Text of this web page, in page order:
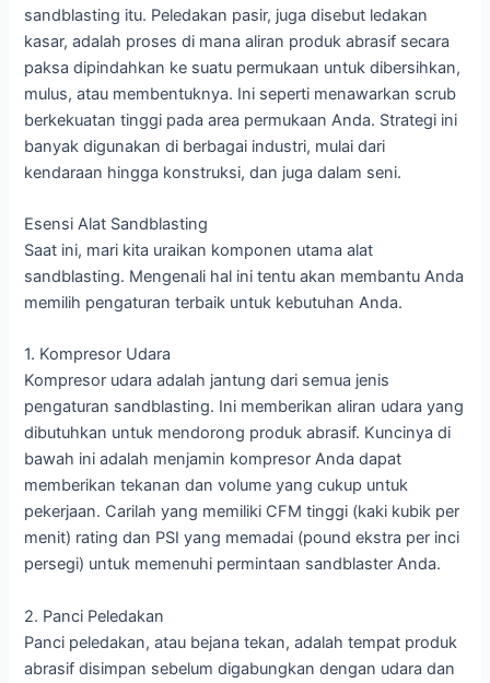
sandblasting itu. Peledakan pasir, juga disebut ledakan
kasar, adalah proses di mana aliran produk abrasif secara
paksa dipindahkan ke suatu permukaan untuk dibersihkan,
mulus, atau membentuknya. Ini seperti menawarkan scrub
berkekuatan tinggi pada area permukaan Anda. Strategi ini
banyak digunakan di berbagai industri, mulai dari
kendaraan hingga konstruksi, dan juga dalam seni.
Esensi Alat Sandblasting
Saat ini, mari kita uraikan komponen utama alat
sandblasting. Mengenali hal ini tentu akan membantu Anda
memilih pengaturan terbaik untuk kebutuhan Anda.
1. Kompresor Udara
Kompresor udara adalah jantung dari semua jenis
pengaturan sandblasting. Ini memberikan aliran udara yang
dibutuhkan untuk mendorong produk abrasif. Kuncinya di
bawah ini adalah menjamin kompresor Anda dapat
memberikan tekanan dan volume yang cukup untuk
pekerjaan. Carilah yang memiliki CFM tinggi (kaki kubik per
menit) rating dan PSI yang memadai (pound ekstra per inci
persegi) untuk memenuhi permintaan sandblaster Anda.
2. Panci Peledakan
Panci peledakan, atau bejana tekan, adalah tempat produk
abrasif disimpan sebelum digabungkan dengan udara dan